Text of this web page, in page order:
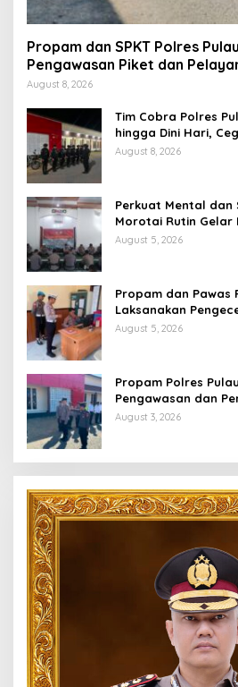
Propam dan SPKT Polres
Pengawasan Piket dan
Selama 1×24 Jam
August 8, 2026
Tim Cobra Polres
hingga Dini Hari,
Gangguan
August 8, 2026
Perkuat Mental dan
Morotai Rutin Gelar
Personel
August 5, 2026
Propam dan Pawas
Laksanakan
Pastikan
August 5, 2026
Propam Polres
Pengawasan dan
Saat Apel Serah
August 3, 2026